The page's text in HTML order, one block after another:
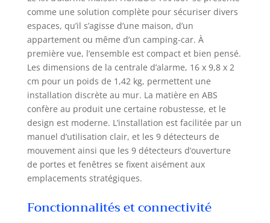
3G et 2G). Menu
d'alarme et
instructions en
français et en
anglais. FACILE À
UTILISER : logiciel
d'alarme intuitif et
instructions sont
Français et anglais
FONCTIONS :
Système anti-
cambriolage; avec
protection contre
Notification
comme une solution complète pour sécuriser divers
espaces, qu’il s’agisse d’une maison, d’un
appartement ou même d’un camping-car. À
première vue, l’ensemble est compact et bien pensé.
Les dimensions de la centrale d’alarme, 16 x 9,8 x 2
cm pour un poids de 1,42 kg, permettent une
installation discrète au mur. La matière en ABS
confère au produit une certaine robustesse, et le
design est moderne. L’installation est facilitée par un
manuel d’utilisation clair, et les 9 détecteurs de
mouvement ainsi que les 9 détecteurs d’ouverture
de portes et fenêtres se fixent aisément aux
emplacements stratégiques.
Fonctionnalités et connectivité